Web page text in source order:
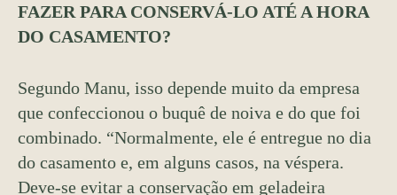
FAZER PARA CONSERVÁ-LO ATÉ A HORA
DO CASAMENTO?
Segundo Manu, isso depende muito da empresa
que confeccionou o buquê de noiva e do que foi
combinado. “Normalmente, ele é entregue no dia
do casamento e, em alguns casos, na véspera.
Deve-se evitar a conservação em geladeira